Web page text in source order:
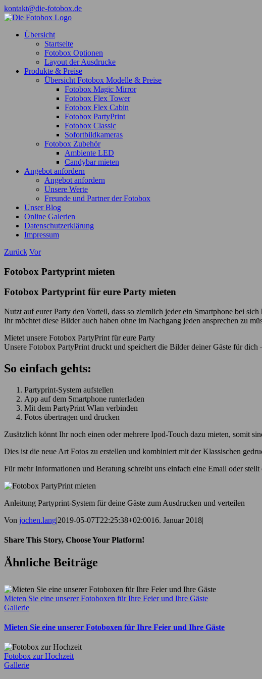
Zum
Inhalt
kontakt@die-fotobox.de
Facebook
Übersicht
Startseite
Fotobox Optionen
Layout der Ausdrucke
Produkte & Preise
Übersicht Fotobox Modelle & Preise
Fotobox Magic Mirror
Fotobox Flex Tower
Fotobox Flex Cabin
Fotobox PartyPrint
Fotobox Classic
Sofortbildkameras
Fotobox Zubehör
Ambiente LED
Candybar mieten
Angebot anfordern
Angebot anfordern
Unsere Werte
Freunde und Partner der Fotobox
Unser Blog
Online Galerien
Datenschutzerklärung
Impressum
Zurück Vor
Fotobox Partyprint mieten
Fotobox Partyprint für eure Party mieten
Nutzt auf eurer Party den Vorteil, dass so ziemlich jeder ein Smartphone bei
Ihr möchtet diese Bilder auch haben ohne im Nachgang jeden ansprechen zu
Mietet unsere Fotobox PartyPrint für eure Party
Unsere Fotobox PartyPrint druckt und speichert die Bilder deiner Gäste für dich
So einfach gehts:
Partyprint-System aufstellen
App auf dem Smartphone runterladen
Mit dem PartyPrint Wlan verbinden
Fotos übertragen und drucken
Zusätzlich könnt Ihr noch einen oder mehrere Ipod-Touch dazu mieten, somit
Dies ist die neue Art Fotos zu erstellen und kombiniert mit der Klassischen
Für mehr Informationen und Beratung schreibt uns einfach eine Email oder stellt
Anleitung Partyprint-System für deine Gäste zum Ausdrucken und verteilen
Von jochen.lang|2019-05-07T22:25:38+02:0016. Januar 2018|
Share This Story, Choose Your Platform!
Facebook
X
E-
Mail
Ähnliche Beiträge
Mieten Sie eine unserer Fotoboxen für Ihre Feier und Ihre Gäste
Gallerie
Mieten Sie eine unserer Fotoboxen für Ihre Feier und Ihre Gäste
Fotobox zur Hochzeit
Gallerie